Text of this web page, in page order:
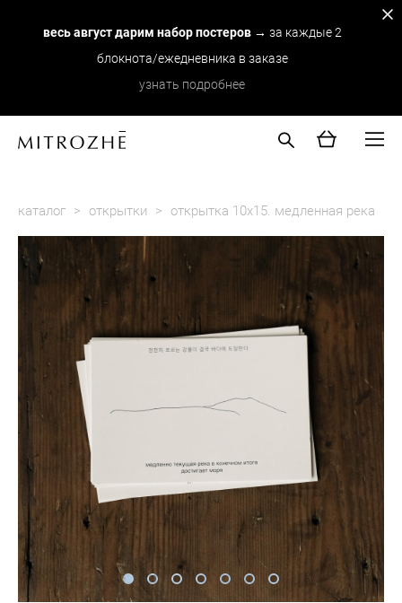
весь август дарим набор постеров→ за каждые 2
блокнота/ежедневника в заказе
узнать подробнее
каталог > открытки > открытка 10х15. медленная река